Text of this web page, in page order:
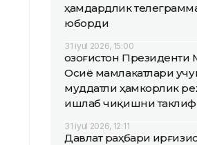
ҳамдардлик
юборди
31 iyul 2026, 15:00
Қозоғистон Президенти
Осиё мамлакатлари
муддатли ҳамкорлик
ишлаб чиқишни
31 iyul 2026, 12:11
Давлат раҳбари